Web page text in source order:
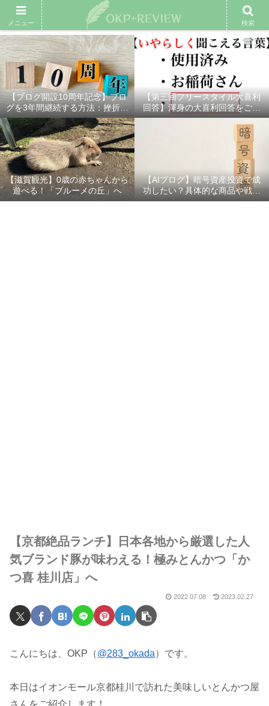
雑記ブログ プロフィール 余興動画 ベスト大喜利 スポ
【ブログ開設10周年記念】ブロ
グを3年間継続する方法：挫折し
ないための7つの秘訣
【第三回フリースタイル大喜利
回答】渾身の大喜利回答をご紹
介！
【滋賀観光】0歳の赤ちゃんから
遊べる！「ブルーメの丘」へ
【AIブログ】暗号資産投資で成
功したい？具体的な商品や戦略
を分かりやすく解説！
【京都絶品ランチ】日本各地から厳選した人
気ブランド豚が味わえる！極みとんかつ「か
つ喜 桂川店」へ
2022.07.08 2023.02.27
こんにちは、OKP（@283_okada）です。
本日はイオンモール京都桂川で訪れた美味しいとんかつ屋
メニュー 検索